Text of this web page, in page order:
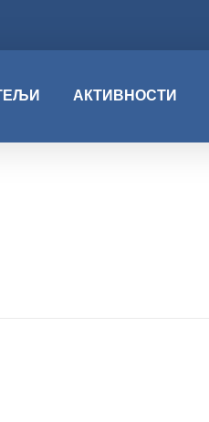
АКТИВНОСТИ